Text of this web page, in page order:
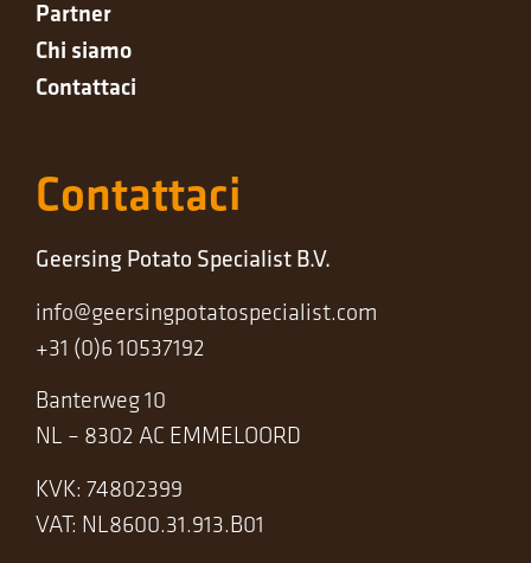
Partner
Chi siamo
Contattaci
Contattaci
Geersing Potato Specialist B.V.
info@geersingpotatospecialist.com
+31 (0)6 10537192
Banterweg 10
NL – 8302 AC EMMELOORD
KVK: 74802399
VAT: NL8600.31.913.B01